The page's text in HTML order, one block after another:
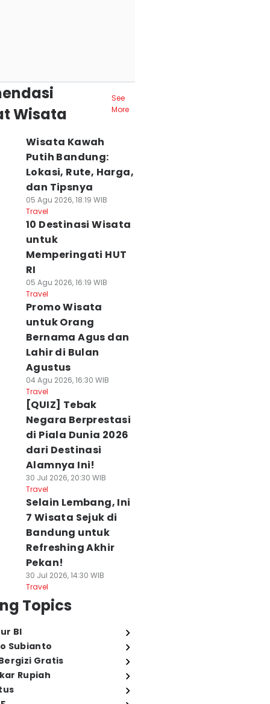
Wisata
See
More
Wisata Kawah
Putih Bandung:
Lokasi, Rute, Harga,
dan Tipsnya
05 Agu 2026, 18:19 WIB
Travel
10 Destinasi Wisata
untuk
Memperingati HUT
RI
05 Agu 2026, 16:19 WIB
Travel
Promo Wisata
untuk Orang
Bernama Agus dan
Lahir di Bulan
Agustus
04 Agu 2026, 16:30 WIB
Travel
[QUIZ] Tebak
Negara Berprestasi
di Piala Dunia 2026
dari Destinasi
Alamnya Ini!
30 Jul 2026, 20:30 WIB
Travel
Selain Lembang, Ini
7 Wisata Sejuk di
Bandung untuk
Refreshing Akhir
Pekan!
30 Jul 2026, 14:30 WIB
Travel
Topics
BI
Subianto
Gratis
Rupiah